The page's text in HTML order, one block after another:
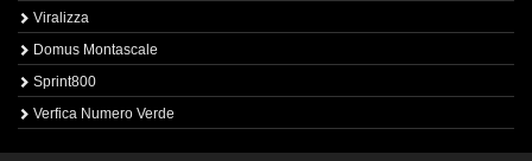
Viralizza
Domus Montascale
Sprint800
Verfica Numero Verde